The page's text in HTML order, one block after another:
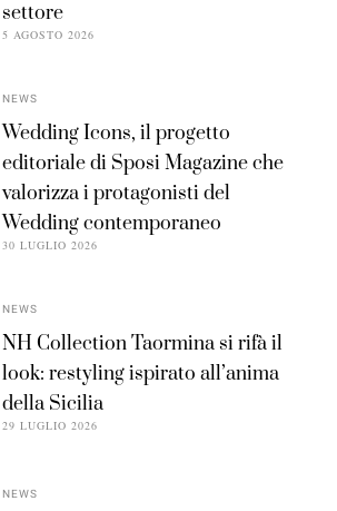
settore
5 AGOSTO 2026
NEWS
Wedding Icons, il progetto
editoriale di Sposi Magazine che
valorizza i protagonisti del
Wedding contemporaneo
30 LUGLIO 2026
NEWS
NH Collection Taormina si rifà il
look: restyling ispirato all’anima
della Sicilia
29 LUGLIO 2026
NEWS